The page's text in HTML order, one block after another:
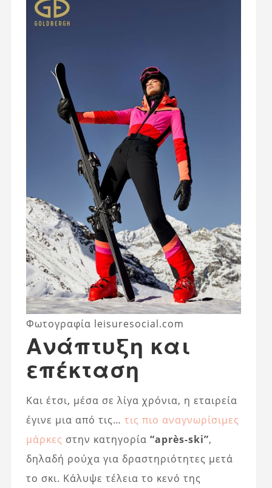
Φωτογραφία leisuresocial.com
Ανάπτυξη και
επέκταση
Και έτσι, μέσα σε λίγα χρόνια, η εταιρεία
έγινε μια από τις… τις πιο αναγνωρίσιμες
μάρκες στην κατηγορία “après-ski”,
δηλαδή ρούχα για δραστηριότητες μετά
το σκι. Κάλυψε τέλεια το κενό της